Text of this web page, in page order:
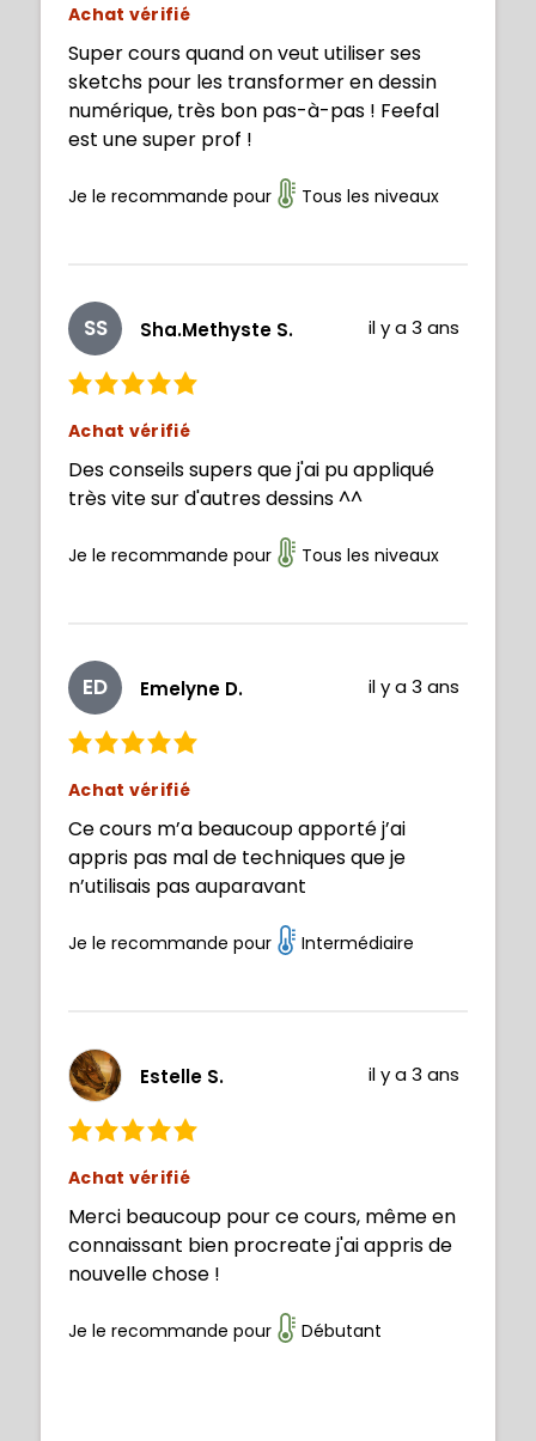
Achat vérifié
Super cours quand on veut utiliser ses
sketchs pour les transformer en dessin
numérique, très bon pas-à-pas ! Feefal
est une super prof !
Je le recommande pour Tous les niveaux
SS Sha.Methyste S. il y a 3 ans
Achat vérifié
Des conseils supers que j'ai pu appliqué
très vite sur d'autres dessins ^^
Je le recommande pour Tous les niveaux
ED Emelyne D. il y a 3 ans
Achat vérifié
Ce cours m’a beaucoup apporté j’ai
appris pas mal de techniques que je
n’utilisais pas auparavant
Je le recommande pour Intermédiaire
Estelle S. il y a 3 ans
Achat vérifié
Merci beaucoup pour ce cours, même en
connaissant bien procreate j'ai appris de
nouvelle chose !
Je le recommande pour Débutant